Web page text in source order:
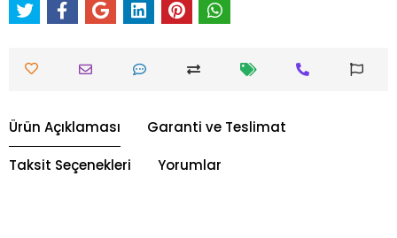
Ürün Açıklaması Garanti ve Teslimat
Taksit Seçenekleri Yorumlar